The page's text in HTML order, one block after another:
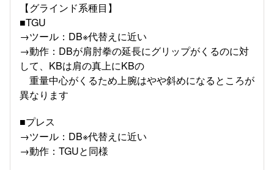
【グラインド系種目】
■TGU
→ツール：DB※代替えに近い
→動作：DBが肩肘拳の延長にグリップがくるのに対
して、KBは肩の真上にKBの
重量中心がくるため上腕はやや斜めになるところが
異なります
■プレス
→ツール：DB※代替えに近い
→動作：TGUと同様